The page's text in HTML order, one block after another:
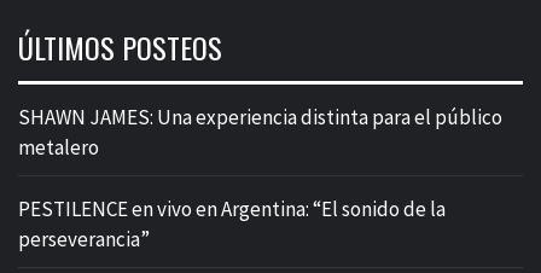
ÚLTIMOS POSTEOS
SHAWN JAMES: Una experiencia distinta para el público
metalero
PESTILENCE en vivo en Argentina: “El sonido de la
perseverancia”